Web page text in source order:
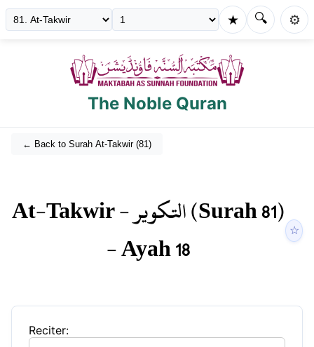
★ 🔍 ⚙️
The Noble Quran
← Back to Surah At-Takwir(81)
At-Takwir-التكوير(Surah81)
- Ayah18
☆
Reciter: